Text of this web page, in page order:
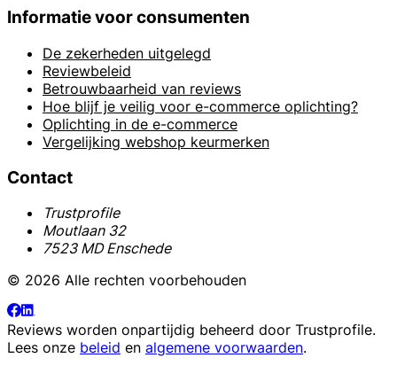
Informatie voor consumenten
De zekerheden uitgelegd
Reviewbeleid
Betrouwbaarheid van reviews
Hoe blijf je veilig voor e-commerce oplichting?
Oplichting in de e-commerce
Vergelijking webshop keurmerken
Contact
Trustprofile
Moutlaan 32
7523 MD Enschede
© 2026 Alle rechten voorbehouden
Reviews worden onpartijdig beheerd door Trustprofile.
Lees onze beleid en algemene voorwaarden.